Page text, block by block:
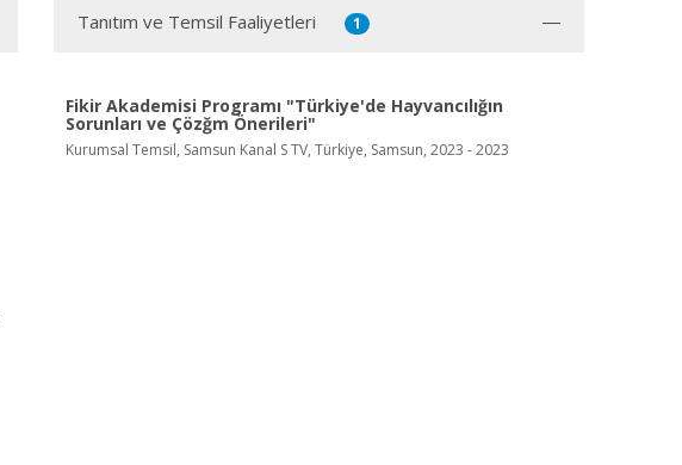
Tanıtım ve Temsil Faaliyetleri 1
Fikir Akademisi Programı "Türkiye'de Hayvancılığın
Sorunları ve Çözğm Önerileri"
Kurumsal Temsil, Samsun Kanal S TV, Türkiye, Samsun, 2023 - 2023